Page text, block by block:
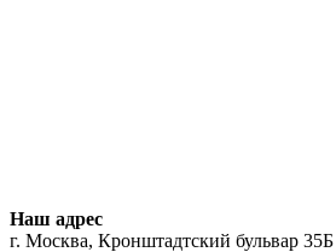
Наш адрес
г. Москва, Кронштадтский бульвар 35Б